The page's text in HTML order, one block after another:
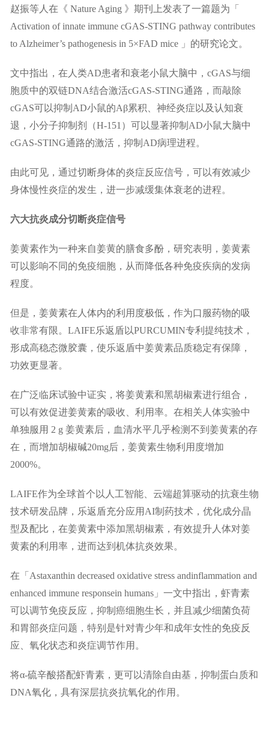
赵振等人在《 Nature Aging 》期刊上发表了一篇题为「
Activation of innate immune cGAS-STING pathway contributes
to Alzheimer’s pathogenesis in 5×FAD mice 」的研究论文。
文中指出，在人类AD患者和衰老小鼠大脑中，cGAS与细
胞质中的双链DNA结合激活cGAS-STING通路，而敲除
cGAS可以抑制AD小鼠的Aβ累积、神经炎症以及认知衰
退，小分子抑制剂（H-151）可以显著抑制AD小鼠大脑中
cGAS-STING通路的激活，抑制AD病理进程。
由此可见，通过切断身体的炎症反应信号，可以有效减少
身体慢性炎症的发生，进一步减缓集体衰老的进程。
六大抗炎成分切断炎症信号
姜黄素作为一种来自姜黄的膳食多酚，研究表明，姜黄素
可以影响不同的免疫细胞，从而降低各种免疫疾病的发病
程度。
但是，姜黄素在人体内的利用度极低，作为口服药物的吸
收非常有限。LAIFE乐返盾以PURCUMIN专利提纯技术，
形成高稳态微胶囊，使乐返盾中姜黄素品质稳定有保障，
功效更显著。
在广泛临床试验中证实，将姜黄素和黑胡椒素进行组合，
可以有效促进姜黄素的吸收、利用率。在相关人体实验中
单独服用 2 g 姜黄素后，血清水平几乎检测不到姜黄素的存
在，而增加胡椒碱20mg后，姜黄素生物利用度增加
2000%。
LAIFE作为全球首个以人工智能、云端超算驱动的抗衰生物
技术研发品牌，乐返盾充分应用AI制药技术，优化成分晶
型及配比，在姜黄素中添加黑胡椒素，有效提升人体对姜
黄素的利用率，进而达到机体抗炎效果。
在「Astaxanthin decreased oxidative stress andinflammation and
enhanced immune responsein humans」一文中指出，虾青素
可以调节免疫反应，抑制癌细胞生长，并且减少细菌负荷
和胃部炎症问题，特别是针对青少年和成年女性的免疫反
应、氧化状态和炎症调节作用。
将α-硫辛酸搭配虾青素，更可以清除自由基，抑制蛋白质和
DNA氧化，具有深层抗炎抗氧化的作用。